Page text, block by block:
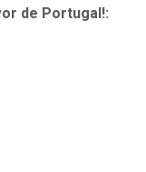
de Portugal!: